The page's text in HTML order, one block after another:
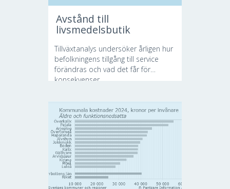
Avstånd till
livsmedelsbutik
Tillväxtanalys undersöker årligen hur
befolkningens tillgång till service
förändras och vad det får för
konsekvenser....